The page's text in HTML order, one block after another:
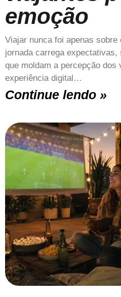
emoção
Viajar nunca foi apenas
jornada carrega
que moldam a percepção
experiência digital…
Continue lendo »